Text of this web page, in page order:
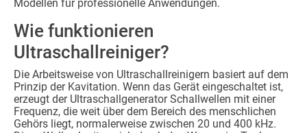
Modellen für professionelle Anwendungen.
Wie funktionieren
Ultraschallreiniger?
Die Arbeitsweise von Ultraschallreinigern basiert auf dem
Prinzip der Kavitation. Wenn das Gerät eingeschaltet ist,
erzeugt der Ultraschallgenerator Schallwellen mit einer
Frequenz, die weit über dem Bereich des menschlichen
Gehörs liegt, normalerweise zwischen 20 und 400 kHz.